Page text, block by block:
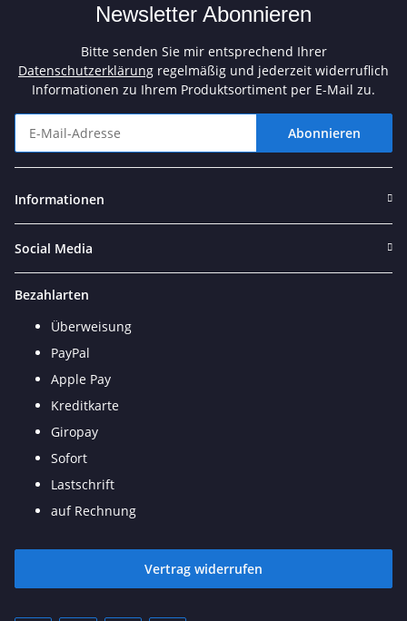
Newsletter Abonnieren
Bitte senden Sie mir entsprechend Ihrer
Datenschutzerklärung regelmäßig und jederzeit widerruflich
Informationen zu Ihrem Produktsortiment per E-Mail zu.
Abonnieren
Informationen
Social Media
Bezahlarten
Überweisung
PayPal
Apple Pay
Kreditkarte
Giropay
Sofort
Lastschrift
auf Rechnung
Vertrag widerrufen